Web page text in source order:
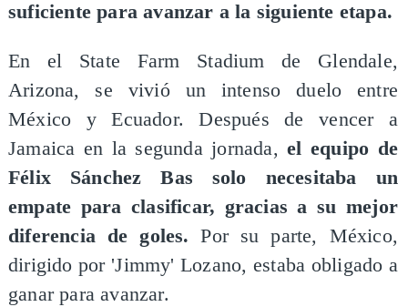
suficiente para avanzar a la siguiente etapa.
En el State Farm Stadium de Glendale,
Arizona, se vivió un intenso duelo entre
México y Ecuador. Después de vencer a
Jamaica en la segunda jornada,el equipo de
Félix Sánchez Bas solo necesitaba un
empate para clasificar, gracias a su mejor
diferencia de goles. Por su parte, México,
dirigido por 'Jimmy' Lozano, estaba obligado a
ganar para avanzar.